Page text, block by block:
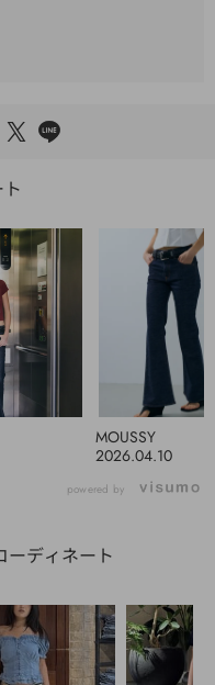
2026.04.10
MOUSSY
powered by
ーディネート